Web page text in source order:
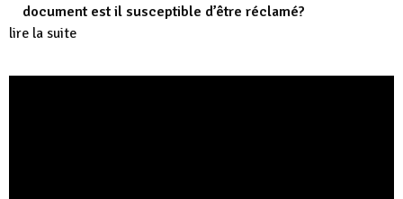
document est il susceptible d’être réclamé?
lire la suite